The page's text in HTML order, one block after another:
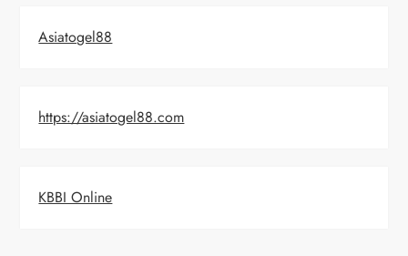
Asiatogel88
https://asiatogel88.com
KBBI Online